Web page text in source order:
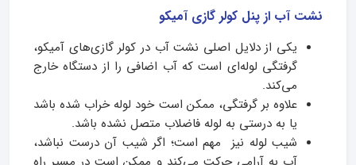
نشت آب از پنل کولر گازی آمیکو
یکی از دلایل اصلی نشت آب در کولر گازی‌های آمیکو،
گرفتگی لوله‌ای است که آب اضافی را از دستگاه خارج
می‌کند.
علاوه بر گرفتگی، ممکن است خود لوله خراب شده باشد
یا به درستی به لوله فاضلاب متصل نشده باشد.
شیب لوله نیز مهم است؛ اگر شیب آن درست نباشد،